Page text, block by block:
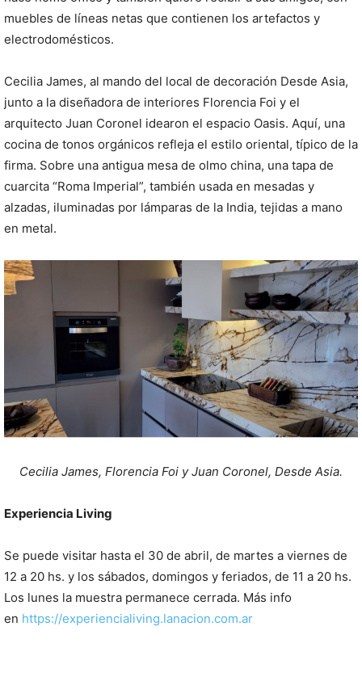
muebles de líneas netas que contienen los artefactos y
electrodomésticos.
Cecilia James, al mando del local de decoración Desde Asia,
junto a la diseñadora de interiores Florencia Foi y el
arquitecto Juan Coronel idearon el espacio Oasis. Aquí, una
cocina de tonos orgánicos refleja el estilo oriental, típico de la
firma. Sobre una antigua mesa de olmo china, una tapa de
cuarcita “Roma Imperial”, también usada en mesadas y
alzadas, iluminadas por lámparas de la India, tejidas a mano
en metal.
Cecilia James, Florencia Foi y Juan Coronel, Desde Asia.
Experiencia Living
Se puede visitar hasta el 30 de abril, de martes a viernes de
12 a 20 hs. y los sábados, domingos y feriados, de 11 a 20 hs.
Los lunes la muestra permanece cerrada. Más info
en https://experiencialiving.lanacion.com.ar